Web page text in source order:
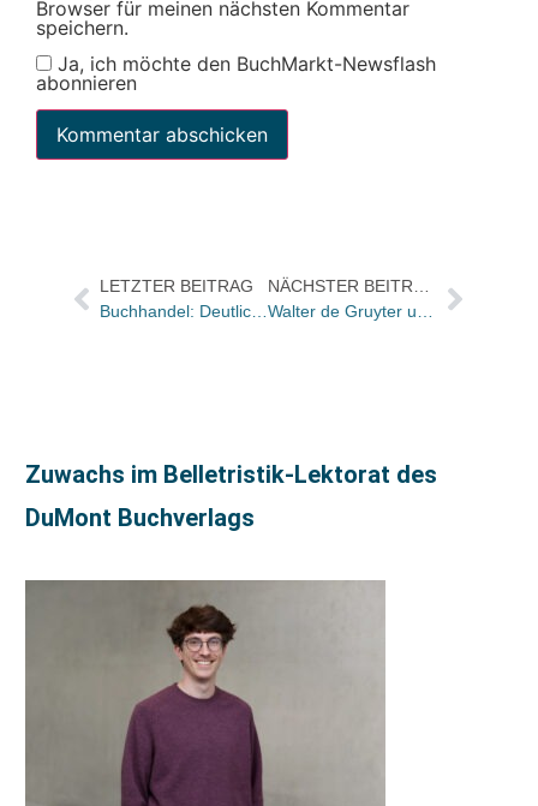
Browser für meinen nächsten Kommentar
speichern.
Ja, ich möchte den BuchMarkt-Newsflash
abonnieren
LETZTER BEITRAG
Buchhandel: Deutliches Minus im November
Zuwachs im Belletristik-Lektorat des
DuMont Buchverlags